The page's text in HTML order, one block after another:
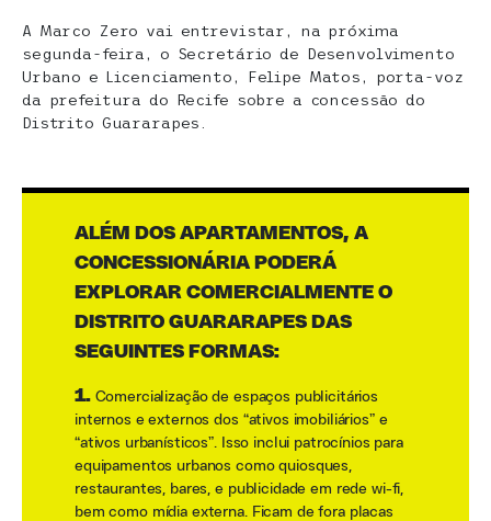
A Marco Zero vai entrevistar, na próxima
segunda-feira, o Secretário de Desenvolvimento
Urbano e Licenciamento, Felipe Matos, porta-voz
da prefeitura do Recife sobre a concessão do
Distrito Guararapes.
ALÉM DOS APARTAMENTOS, A
CONCESSIONÁRIA PODERÁ
EXPLORAR COMERCIALMENTE O
DISTRITO GUARARAPES DAS
SEGUINTES FORMAS:
1. Comercialização de espaços publicitários
internos e externos dos “ativos imobiliários” e
“ativos urbanísticos”. Isso inclui patrocínios para
equipamentos urbanos como quiosques,
restaurantes, bares, e publicidade em rede wi-fi,
bem como mídia externa. Ficam de fora placas